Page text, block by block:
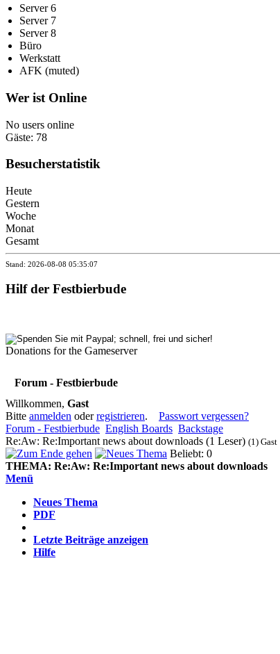
Server 6
Server 7
Server 8
Büro
Werkstatt
AFK (muted)
Wer ist Online
No users online
Gäste: 78
Besucherstatistik
Heute
Gestern
Woche
Monat
Gesamt
Stand: 2026-08-08 05:35:07
Hilf der Festbierbude
Donations for the Gameserver
Forum - Festbierbude
Willkommen, Gast
Bitte anmelden oderregistrieren. Passwort vergessen?
Forum - Festbierbude English Boards Backstage
Re:Aw: Re:Important news about downloads (1 Leser) (1) Gast
Beliebt: 0
THEMA: Re:Aw: Re:Important news about downloads
Menü
Neues Thema
PDF
Letzte Beiträge anzeigen
Hilfe